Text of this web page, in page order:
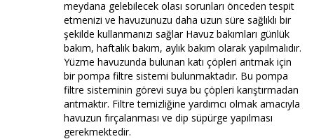
meydana gelebilecek olası sorunları önceden tespit
etmenizi ve havuzunuzu daha uzun süre sağlıklı bir
şekilde kullanmanızı sağlar Havuz bakımları günlük
bakım, haftalık bakım, aylık bakım olarak yapılmalıdır.
Yüzme havuzunda bulunan katı çöpleri arıtmak için
bir pompa filtre sistemi bulunmaktadır. Bu pompa
filtre sisteminin görevi suya bu çöpleri karıştırmadan
arıtmaktır. Filtre temizliğine yardımcı olmak amacıyla
havuzun fırçalanması ve dip süpürge yapılması
gerekmektedir.